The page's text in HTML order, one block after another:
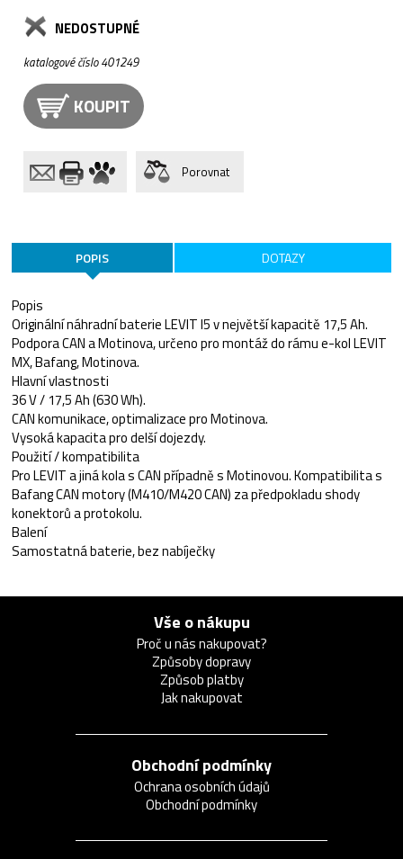
NEDOSTUPNÉ
katalogové číslo 401249
KOUPIT
Porovnat
POPIS DOTAZY
Popis
Originální náhradní baterie LEVIT I5 v největší kapacitě 17,5 Ah.
Podpora CAN a Motinova, určeno pro montáž do rámu e-kol LEVIT
MX, Bafang, Motinova.
Hlavní vlastnosti
36 V / 17,5 Ah (630 Wh).
CAN komunikace, optimalizace pro Motinova.
Vysoká kapacita pro delší dojezdy.
Použití / kompatibilita
Pro LEVIT a jiná kola s CAN případně s Motinovou. Kompatibilita s
Bafang CAN motory (M410/M420 CAN) za předpokladu shody
konektorů a protokolu.
Balení
Samostatná baterie, bez nabíječky
Vše o nákupu
Proč u nás nakupovat?
Způsoby dopravy
Způsob platby
Jak nakupovat
Obchodní podmínky
Ochrana osobních údajů
Obchodní podmínky